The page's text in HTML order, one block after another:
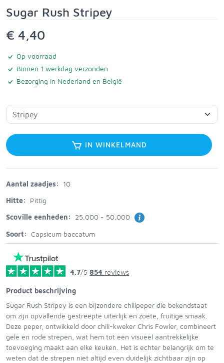
Sugar Rush Stripey
€ 4,40
Op voorraad
Binnen 1 werkdag verzonden
Bezorging in Nederland en België
IN WINKELMAND
Aantal zaadjes:
10
Hitte:
Pittig
Scoville eenheden:
25.000 - 50.000
Soort: Capsicum baccatum
4.7/5 854 reviews
Product beschrijving
Sugar Rush Stripey is een bijzondere chilipeper die bekendstaat
om zijn opvallende gestreepte uiterlijk en zoete, fruitige smaak.
Deze peper, ontwikkeld door chili-kweker Chris Fowler, combineert
gele en rode strepen, wat hem tot een visueel aantrekkelijke
toevoeging maakt aan elke keuken. Het is echter belangrijk om te
weten dat de strepen niet altijd even duidelijk zichtbaar zijn op